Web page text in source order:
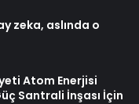
zeka, aslında o
Atom Enerjisi
Santrali İnşası İçin